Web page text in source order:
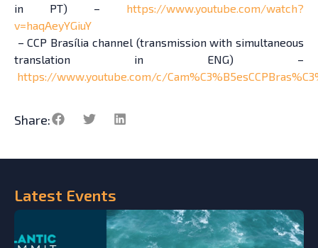
Latest Events
in PT) – https://www.youtube.com/watch?
v=haqAeyYGiuY
– CCP Brasília channel (transmission with simultaneous
translation in ENG) –
https://www.youtube.com/c/
Share: